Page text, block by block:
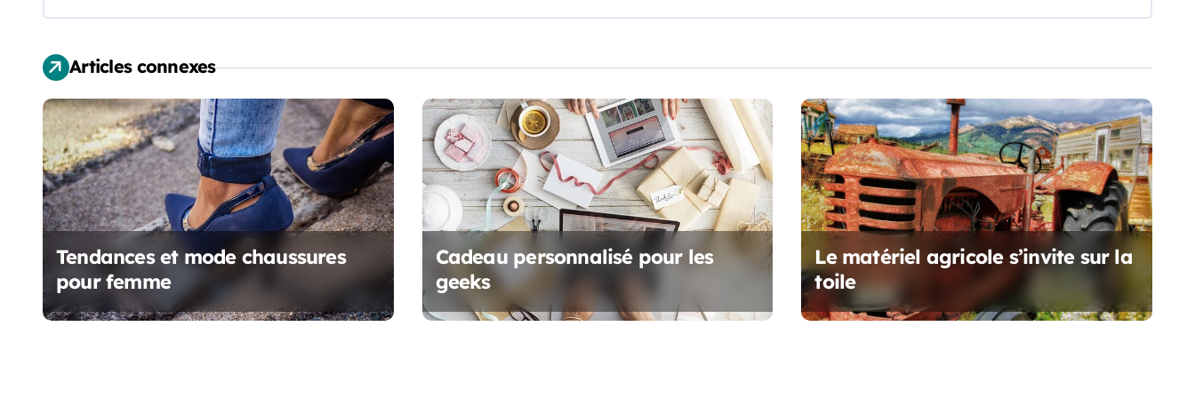
a
t
i
o
n
d
e
l
’
Articles connexes
Tendances et mode chaussures
pour femme
Cadeau personnalisé pour les
geeks
Le matériel agricole s’invite sur la
toile